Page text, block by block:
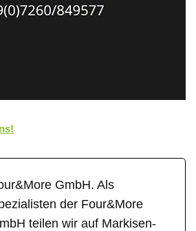
GmbH. Als
der Four&More
teilen wir auf Markisen-